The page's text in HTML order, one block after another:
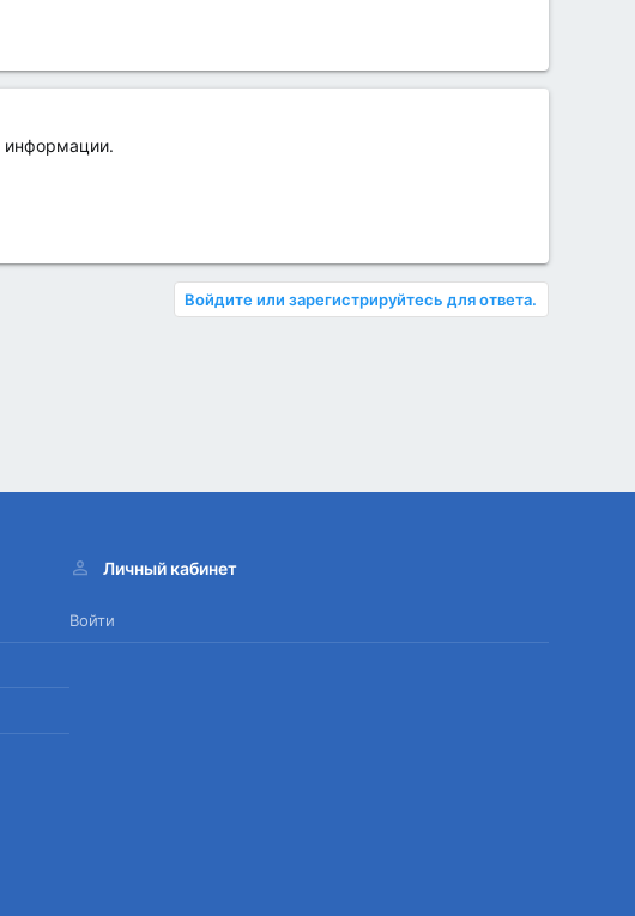
информации.
Войдите или зарегистрируйтесь для ответа.
Личный кабинет
Войти